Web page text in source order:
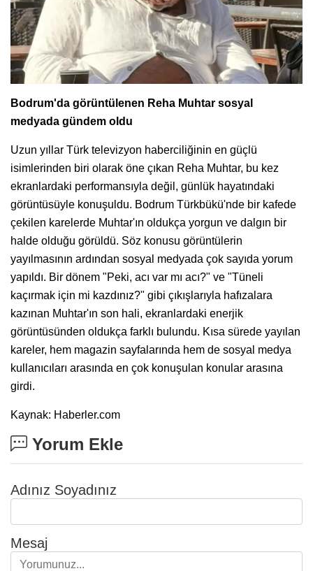
Bodrum'da görüntülenen Reha Muhtar sosyal
medyada gündem oldu
Uzun yıllar Türk televizyon haberciliğinin en güçlü
isimlerinden biri olarak öne çıkan Reha Muhtar, bu kez
ekranlardaki performansıyla değil, günlük hayatındaki
görüntüsüyle konuşuldu. Bodrum Türkbükü'nde bir kafede
çekilen karelerde Muhtar'ın oldukça yorgun ve dalgın bir
halde olduğu görüldü. Söz konusu görüntülerin
yayılmasının ardından sosyal medyada çok sayıda yorum
yapıldı. Bir dönem "Peki, acı var mı acı?" ve "Tüneli
kaçırmak için mi kazdınız?" gibi çıkışlarıyla hafızalara
kazınan Muhtar'ın son hali, ekranlardaki enerjik
görüntüsünden oldukça farklı bulundu. Kısa sürede yayılan
kareler, hem magazin sayfalarında hem de sosyal medya
kullanıcıları arasında en çok konuşulan konular arasına
girdi.
Kaynak: Haberler.com
Yorum Ekle
Adınız Soyadınız
Mesaj